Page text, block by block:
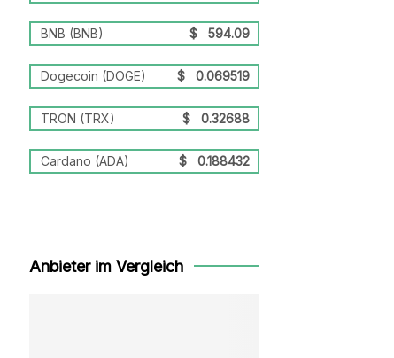
BNB (BNB) $ 594.09
Dogecoin (DOGE) $ 0.069519
TRON (TRX) $ 0.32688
Cardano (ADA) $ 0.188432
Anbieter im Vergleich